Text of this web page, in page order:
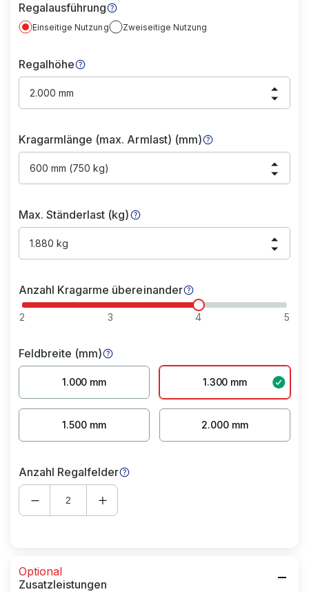
Regalausführung
Einseitige Nutzung Zweiseitige Nutzung
Regalhöhe
2.000 mm
Kragarmlänge (max. Armlast) (mm)
600 mm (750 kg)
Max. Ständerlast (kg)
1.880 kg
Anzahl Kragarme übereinander
2 3 4 5
Feldbreite (mm)
1.000 mm 1.300 mm
1.500 mm 2.000 mm
Anzahl Regalfelder
Optional
Zusatzleistungen